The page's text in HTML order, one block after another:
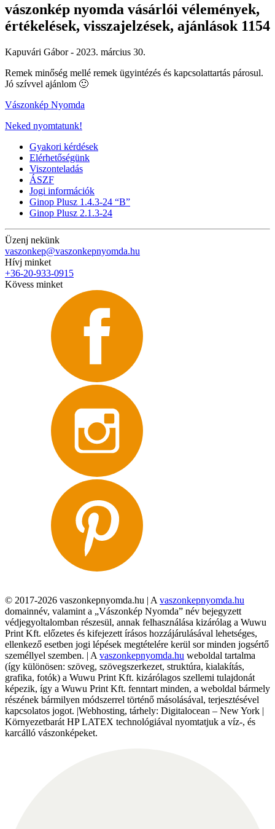
vászonkép nyomda vásárlói vélemények,
értékelések, visszajelzések, ajánlások 1154
Kapuvári Gábor - 2023. március 30.
Remek minőség mellé remek ügyintézés és kapcsolattartás párosul.
Jó szívvel ajánlom 🙂
Vászonkép Nyomda
Neked nyomtatunk!
Gyakori kérdések
Elérhetőségünk
Viszonteladás
ÁSZF
Jogi információk
Ginop Plusz 1.4.3-24 “B”
Ginop Plusz 2.1.3-24
Üzenj nekünk
vaszonkep@vaszonkepnyomda.hu
Hívj minket
+36-20-933-0915
Kövess minket
© 2017-2026 vaszonkepnyomda.hu | A vaszonkepnyomda.hu
domainnév, valamint a „Vászonkép Nyomda” név bejegyzett
védjegyoltalomban részesül, annak felhasználása kizárólag a Wuwu
Print Kft. előzetes és kifejezett írásos hozzájárulásával lehetséges,
ellenkező esetben jogi lépések megtételére kerül sor minden jogsértő
személlyel szemben. | A vaszonkepnyomda.hu weboldal tartalma
(így különösen: szöveg, szövegszerkezet, struktúra, kialakítás,
grafika, fotók) a Wuwu Print Kft. kizárólagos szellemi tulajdonát
képezik, így a Wuwu Print Kft. fenntart minden, a weboldal bármely
részének bármilyen módszerrel történő másolásával, terjesztésével
kapcsolatos jogot. |Webhosting, tárhely: Digitalocean – New York |
Környezetbarát HP LATEX technológiával nyomtatjuk a víz-, és
karcálló vászonképeket.